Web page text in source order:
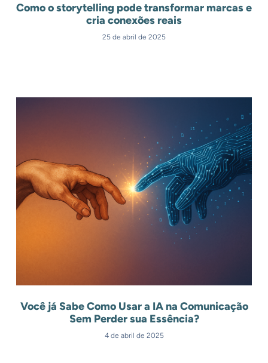
Como o storytelling pode transformar marcas e
cria conexões reais
25 de abril de 2025
Você já Sabe Como Usar a IA na Comunicação
Sem Perder sua Essência?
4 de abril de 2025